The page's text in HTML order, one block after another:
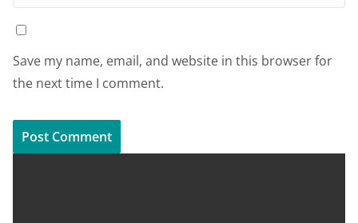
Save my name, email, and website in this browser for
the next time I comment.